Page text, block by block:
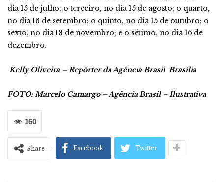
dia 15 de julho; o terceiro, no dia 15 de agosto; o quarto,
no dia 16 de setembro; o quinto, no dia 15 de outubro; o
sexto, no dia 18 de novembro; e o sétimo, no dia 16 de
dezembro.
Kelly Oliveira – Repórter da Agência Brasil Brasília
FOTO: Marcelo Camargo – Agência Brasil – Ilustrativa
160
Share Facebook Twitter